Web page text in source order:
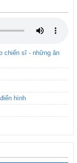
chiến sĩ - những ân
hình